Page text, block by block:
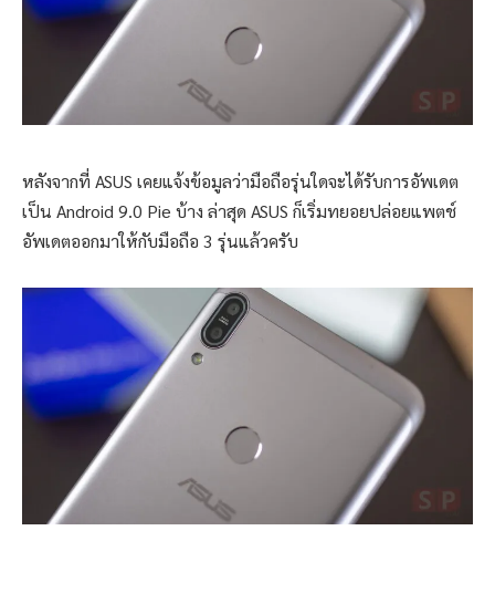
หลังจากที่ ASUS เคยแจ้งข้อมูลว่ามือถือรุ่นใดจะได้รับการอัพเดต
เป็น Android 9.0 Pie บ้าง ล่าสุด ASUS ก็เริ่มทยอยปล่อยแพตช์
อัพเดตออกมาให้กับมือถือ 3 รุ่นแล้วครับ